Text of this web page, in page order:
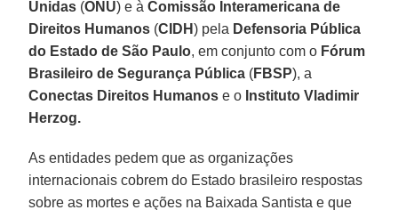
Unidas (ONU) e àComissão Interamericana de
Direitos Humanos (CIDH) pela Defensoria Pública
do Estado de São Paulo, em conjunto com o Fórum
Brasileiro de Segurança Pública (FBSP), a
Conectas Direitos Humanos e o Instituto Vladimir
Herzog.
As entidades pedem que as organizações
internacionais cobrem do Estado brasileiro respostas
sobre as mortes e ações na Baixada Santista e que